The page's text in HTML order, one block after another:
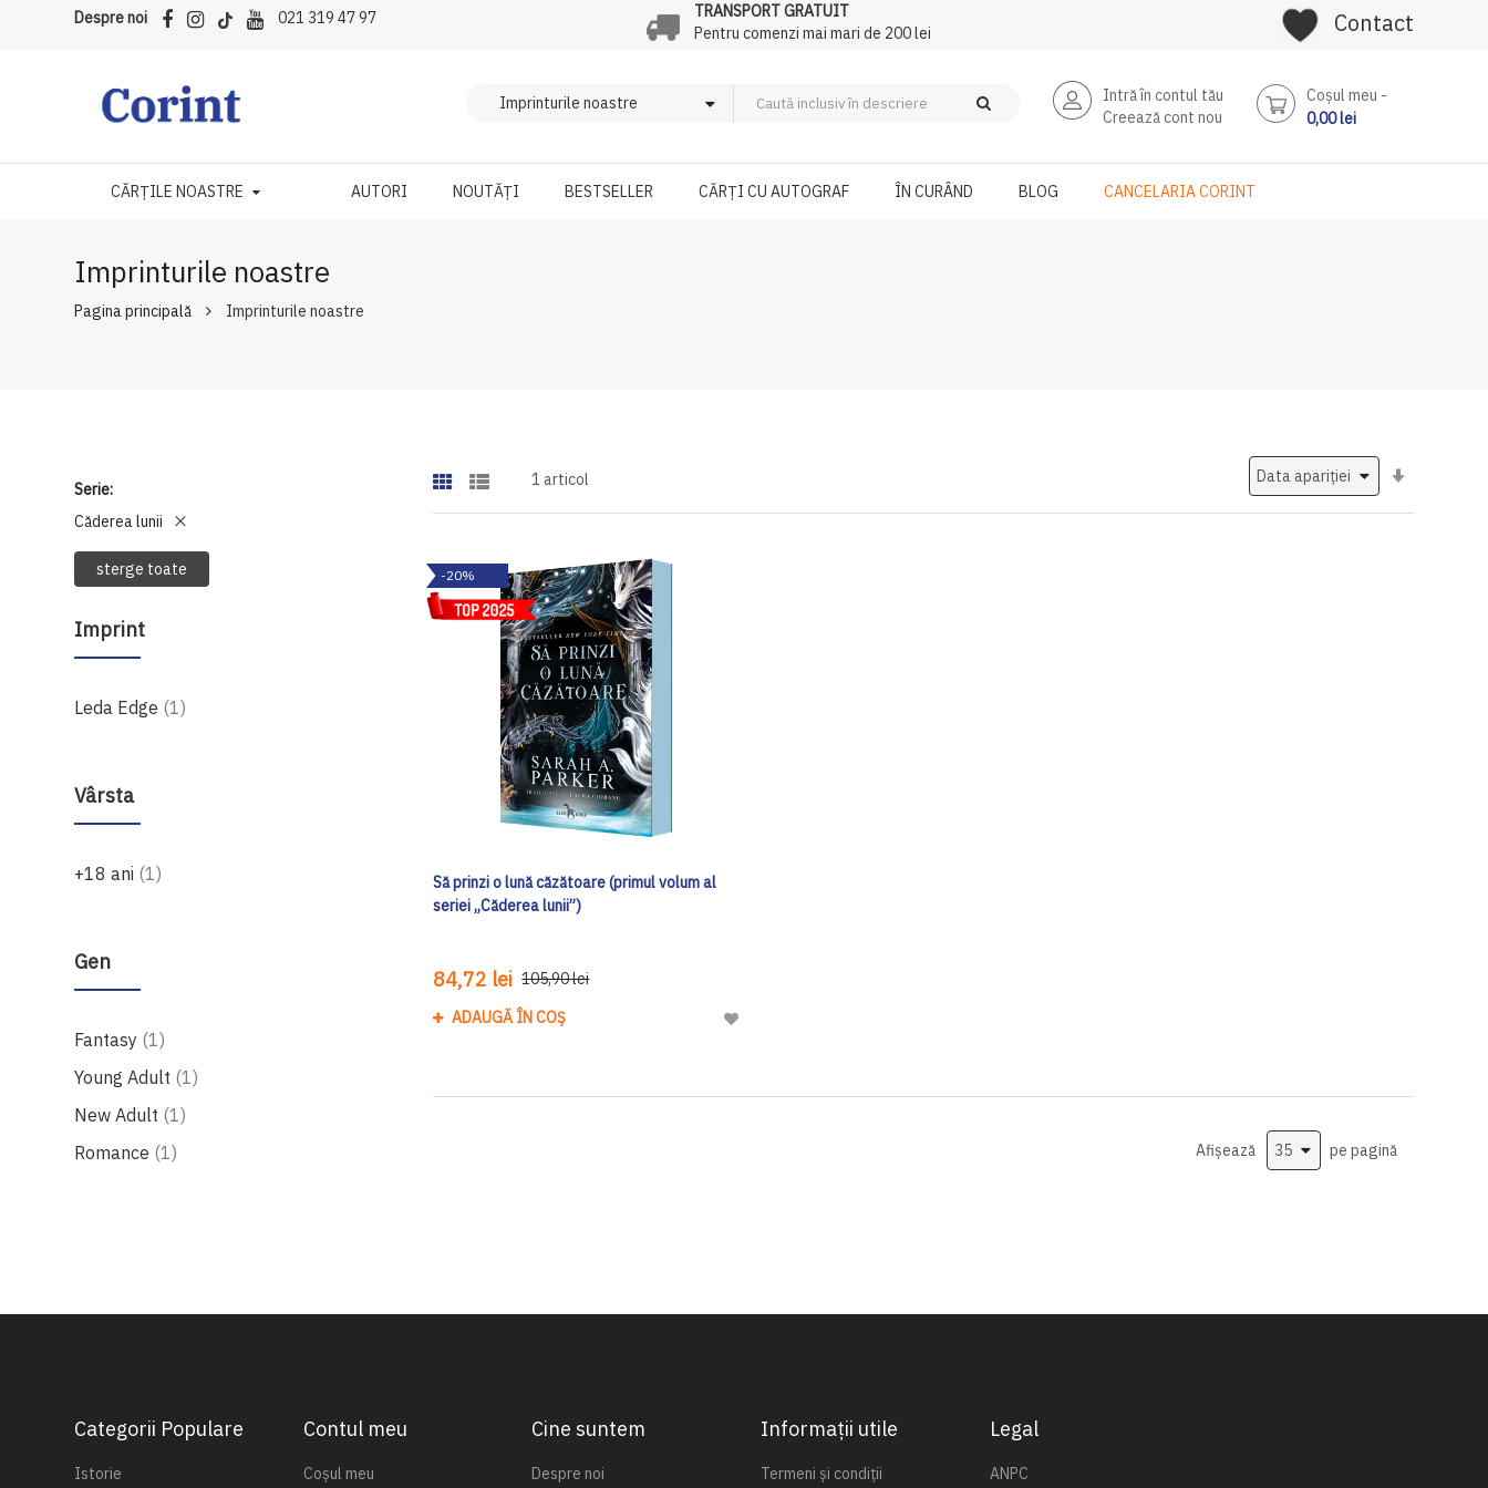
Despre noi 021 319 47 97
TRANSPORT GRATUIT
Pentru comenzi mai mari de 200 lei
Contact
Intră în contul tău
Creează cont nou
Coşul meu
0,00 lei
CĂRȚILE NOASTRE AUTORI NOUTĂȚI BESTSELLER CĂRȚI CU AUTOGRAF ÎN CURÂND BLOG CANCELARIA CORINT
Imprinturile noastre
Pagina principală Imprinturile noastre
Serie
Căderea lunii
sterge toate
Imprint
Leda Edge 1produs
Vârsta
+18 ani 1produs
Gen
Fantasy 1produs
Young Adult 1produs
New Adult 1produs
Romance 1produs
1 articol
-20%
Să prinzi o lună căzătoare (primul volum al
seriei „Căderea lunii”)
84,72 lei 105,90 lei
ADAUGĂ ÎN COȘ
Adaugă
de
Afișează
pe pagină
Categorii Populare
Istorie
Contul meu
Coșul meu
Cine suntem
Despre noi
Informații utile
Termeni și condiții
Legal
ANPC